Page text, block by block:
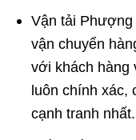
Vận tải
vận chuyển
với khách hàng
luôn chính xác,
cạnh tranh nhất.